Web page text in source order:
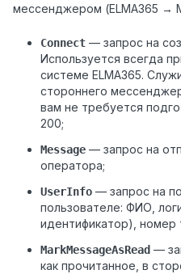
мессенджером (ELMA365 →
Connect — запрос на
Используется всегда
системе ELMA365.
стороннего
вам не требуется
200;
Message — запрос на
оператора;
UserInfo — запрос на
пользователе: ФИО,
идентификатор), номер
MarkMessageAsRead —
как прочитанное, в